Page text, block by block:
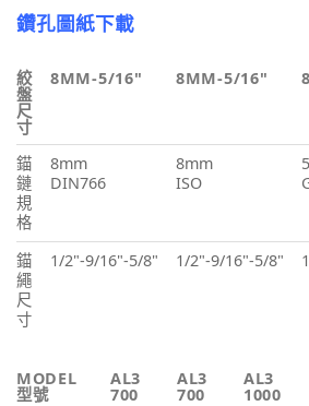
鑽孔圖紙下載
絞
盤
尺
寸
8MM-5/16" 8MM-5/16"
錨
鏈
規
格
8mm
DIN766
8mm
ISO
錨
繩
尺
寸
1/2"-9/16"-5/8" 1/2"-9/16"-5/8"
MODEL
型號
AL3
700
AL3
700
AL3
1000